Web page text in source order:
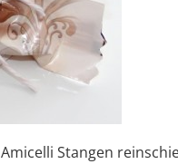
Stangen